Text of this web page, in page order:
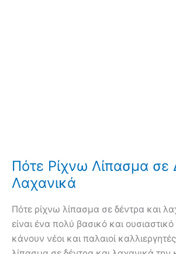
Πότε Ρίχνω Λίπασμα σε
Λαχανικά
Πότε ρίχνω λίπασμα σε δέντρα και
είναι ένα πολύ βασικό και
κάνουν νέοι και παλαιοί